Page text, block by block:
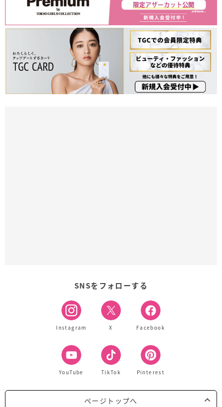
SNSをフォローする
Instagram X Facebook
YouTube TikTok Pinterest
ページトップへ